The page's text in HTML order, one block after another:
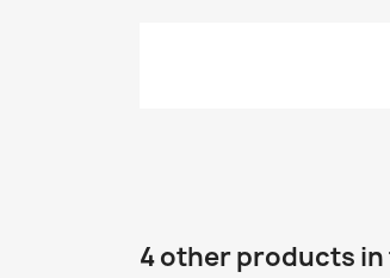
4 other products